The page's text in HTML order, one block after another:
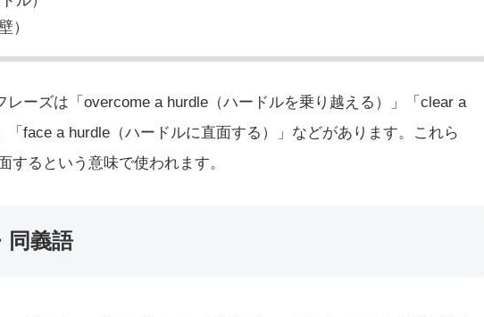
）
レーズは「overcome a hurdle（ハードルを乗り越える）」「clear a
face a hurdle（ハードルに直面する）」などがあります。これら
するという意味で使われます。
同義語